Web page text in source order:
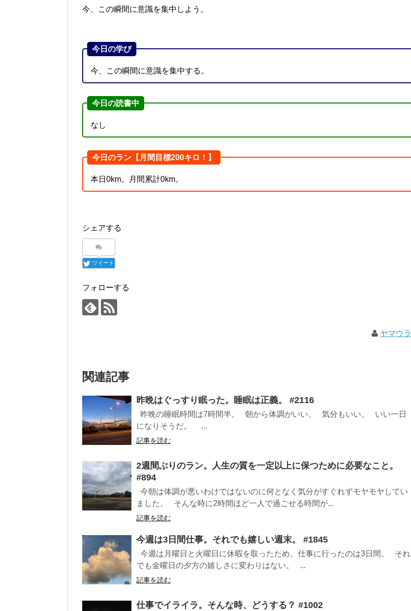
今、この瞬間に意識を集中しよう。
今日の学び
今、この瞬間に意識を集中する。
今日の読書中
なし
今日のラン【月間目標200キロ！】
本日0km。月間累計0km。
シェアする
ツイート
フォローする
ヤマウラ
関連記事
昨晩はぐっすり眠った。睡眠は正義。 #2116
昨晩の睡眠時間は7時間半。 朝から体調がいい。 気分もいい。 いい一日
になりそうだ。 ...
記事を読む
2週間ぶりのラン。人生の質を一定以上に保つために必要なこと。
#894
今朝は体調が悪いわけではないのに何となく気分がすぐれずモヤモヤしてい
ました。 そんな時に2時間ほど一人で過ごせる時間が...
記事を読む
今週は3日間仕事。それでも嬉しい週末。 #1845
今週は月曜日と火曜日に休暇を取ったため、仕事に行ったのは3日間。 それ
でも金曜日の夕方の嬉しさに変わりはない。 ...
記事を読む
仕事でイライラ。そんな時、どうする？ #1002